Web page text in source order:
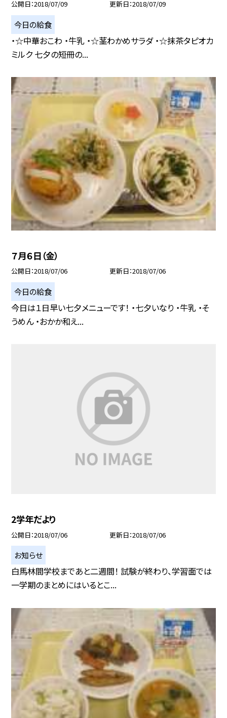
公開日 2018/07/09 更新日 2018/07/09
今日の給食
・☆中華おこわ ・牛乳 ・☆茎わかめサラダ ・☆抹茶タピオカ
ミルク 七夕の短冊の...
７月６日（金）
公開日 2018/07/06 更新日 2018/07/06
今日の給食
今日は１日早い七夕メニューです！ ・七夕いなり ・牛乳 ・そ
うめん ・おかか和え...
2学年だより
公開日 2018/07/06 更新日 2018/07/06
お知らせ
白馬林間学校まであと二週間！ 試験が終わり、学習面では
一学期のまとめにはいるとこ...